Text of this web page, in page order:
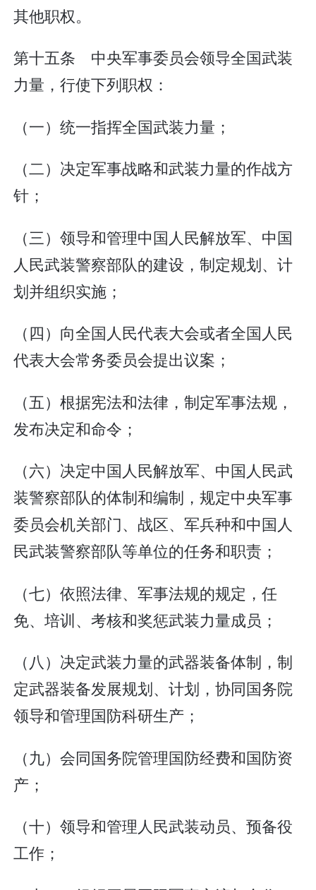
其他职权。
第十五条 中央军事委员会领导全国武装
力量，行使下列职权：
（一）统一指挥全国武装力量；
（二）决定军事战略和武装力量的作战方
针；
（三）领导和管理中国人民解放军、中国
人民武装警察部队的建设，制定规划、计
划并组织实施；
（四）向全国人民代表大会或者全国人民
代表大会常务委员会提出议案；
（五）根据宪法和法律，制定军事法规，
发布决定和命令；
（六）决定中国人民解放军、中国人民武
装警察部队的体制和编制，规定中央军事
委员会机关部门、战区、军兵种和中国人
民武装警察部队等单位的任务和职责；
（七）依照法律、军事法规的规定，任
免、培训、考核和奖惩武装力量成员；
（八）决定武装力量的武器装备体制，制
定武器装备发展规划、计划，协同国务院
领导和管理国防科研生产；
（九）会同国务院管理国防经费和国防资
产；
（十）领导和管理人民武装动员、预备役
工作；